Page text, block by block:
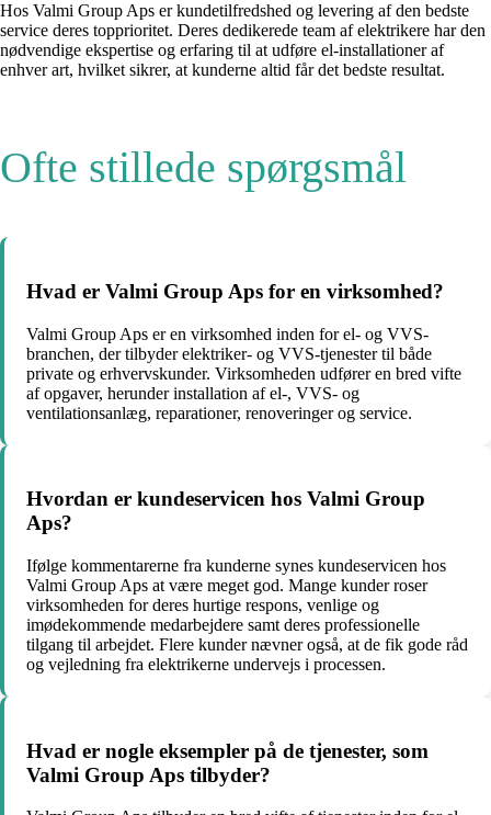
Hos Valmi Group Aps er kundetilfredshed og levering af den bedste
service deres topprioritet. Deres dedikerede team af elektrikere har den
nødvendige ekspertise og erfaring til at udføre el-installationer af
enhver art, hvilket sikrer, at kunderne altid får det bedste resultat.
Ofte stillede spørgsmål
Hvad er Valmi Group Aps for en virksomhed?
Valmi Group Aps er en virksomhed inden for el- og VVS-
branchen, der tilbyder elektriker- og VVS-tjenester til både
private og erhvervskunder. Virksomheden udfører en bred vifte
af opgaver, herunder installation af el-, VVS- og
ventilationsanlæg, reparationer, renoveringer og service.
Hvordan er kundeservicen hos Valmi Group
Aps?
Ifølge kommentarerne fra kunderne synes kundeservicen hos
Valmi Group Aps at være meget god. Mange kunder roser
virksomheden for deres hurtige respons, venlige og
imødekommende medarbejdere samt deres professionelle
tilgang til arbejdet. Flere kunder nævner også, at de fik gode råd
og vejledning fra elektrikerne undervejs i processen.
Hvad er nogle eksempler på de tjenester, som
Valmi Group Aps tilbyder?